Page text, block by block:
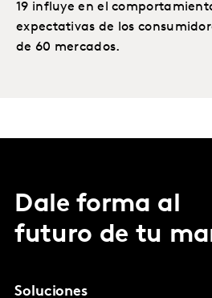
19 influye en el
expectativas de los
de 60 mercados.
Dale forma al
futuro de tu
Soluciones